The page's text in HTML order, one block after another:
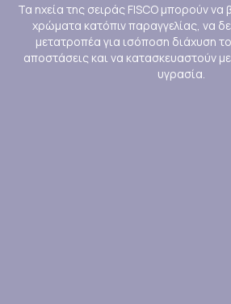
Τα ηχεία της σειράς FISCO μπορούν να
χρώματα κατόπιν παραγγελίας, να
μετατροπέα για ισόποση διάχυση
αποστάσεις και να κατασκευαστούν
υγρασία.